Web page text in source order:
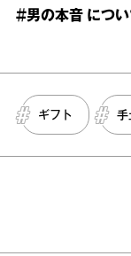
＃男の本音 につい
ギフト 手